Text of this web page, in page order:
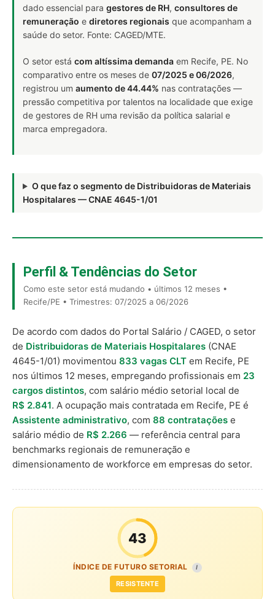
dado essencial para gestores de RH, consultores de
remuneração e diretores regionais que acompanham a
saúde do setor. Fonte: CAGED/MTE.
O setor está com altíssima demanda em Recife, PE. No
comparativo entre os meses de 07/2025 e 06/2026,
registrou um aumento de 44.44% nas contratações —
pressão competitiva por talentos na localidade que exige
de gestores de RH uma revisão da política salarial e
marca empregadora.
O que faz o segmento de Distribuidoras de Materiais
Hospitalares — CNAE 4645-1/01
Perfil & Tendências do Setor
Como este setor está mudando • últimos 12 meses •
Recife/PE • Trimestres: 07/2025 a 06/2026
De acordo com dados do Portal Salário / CAGED, o setor
de Distribuidoras de Materiais Hospitalares (CNAE
4645-1/01) movimentou 833 vagas CLT em Recife, PE
nos últimos 12 meses, empregando profissionais em 23
cargos distintos, com salário médio setorial local de
R$ 2.841. A ocupação mais contratada em Recife, PE é
Assistente administrativo, com 88 contratações e
salário médio de R$ 2.266 — referência central para
benchmarks regionais de remuneração e
dimensionamento de workforce em empresas do setor.
43
ÍNDICE DE FUTURO SETORIAL I
RESISTENTE